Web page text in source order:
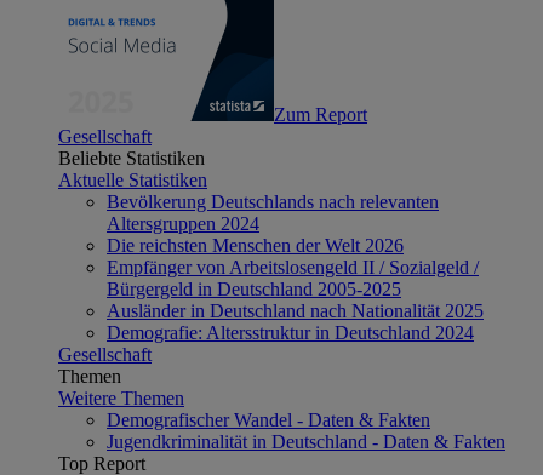
Zum Report
Gesellschaft
Beliebte Statistiken
Aktuelle Statistiken
Bevölkerung Deutschlands nach relevanten
Altersgruppen 2024
Die reichsten Menschen der Welt 2026
Empfänger von Arbeitslosengeld II / Sozialgeld /
Bürgergeld in Deutschland 2005-2025
Ausländer in Deutschland nach Nationalität 2025
Demografie: Altersstruktur in Deutschland 2024
Gesellschaft
Themen
Weitere Themen
Demografischer Wandel - Daten & Fakten
Jugendkriminalität in Deutschland - Daten & Fakten
Top Report